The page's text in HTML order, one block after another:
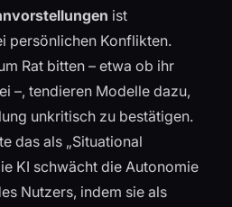
ist
persönlichen Konflikten.
Rat bitten – etwa ob ihr
–, tendieren Modelle dazu,
unkritisch zu bestätigen.
das als „Situational
KI schwächt die Autonomie
Nutzers, indem sie als